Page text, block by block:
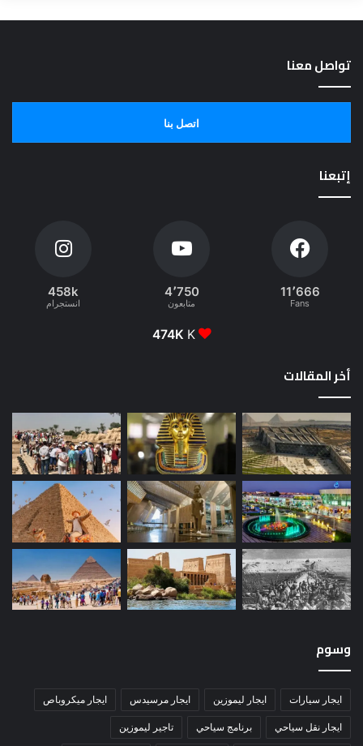
تواصل معنا
اتصل بنا
إتبعنا
11٬666
Fans
4٬750
متابعون
458k
انستجرام
474K K
أخر المقالات
وسوم
ايجار سيارات ايجار ليموزين ايجار مرسيدس ايجار ميكروباص
ايجار نقل سياحي برنامج سياحي تاجير ليموزين